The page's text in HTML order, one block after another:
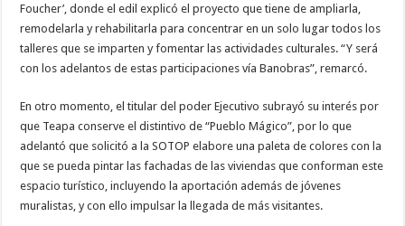
Foucher’, donde el edil explicó el proyecto que tiene de ampliarla,
remodelarla y rehabilitarla para concentrar en un solo lugar todos los
talleres que se imparten y fomentar las actividades culturales. “Y será
con los adelantos de estas participaciones vía Banobras”, remarcó.
En otro momento, el titular del poder Ejecutivo subrayó su interés por
que Teapa conserve el distintivo de “Pueblo Mágico”, por lo que
adelantó que solicitó a la SOTOP elabore una paleta de colores con la
que se pueda pintar las fachadas de las viviendas que conforman este
espacio turístico, incluyendo la aportación además de jóvenes
muralistas, y con ello impulsar la llegada de más visitantes.